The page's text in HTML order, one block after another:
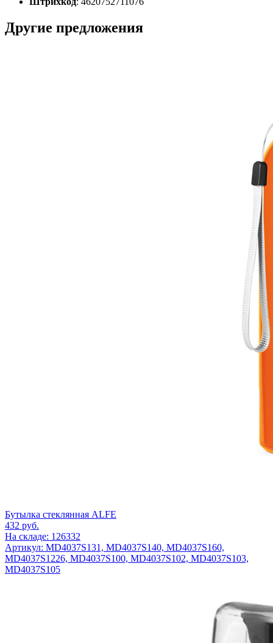
Другие предложения
Бутылка стеклянная ALFE
432 руб.
На складе: 126332
Артикул: MD4037S131, MD4037S140, MD4037S160,
MD4037S1226, MD4037S100, MD4037S102, MD4037S103,
MD4037S105